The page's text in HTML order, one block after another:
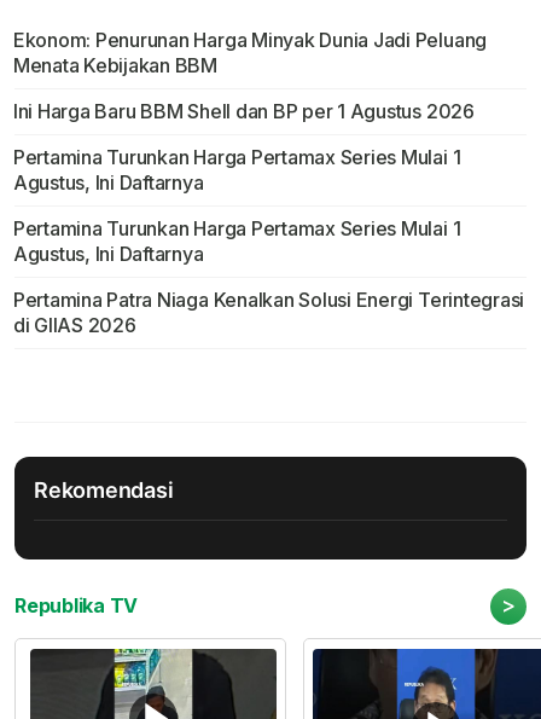
Ekonom: Penurunan Harga Minyak Dunia Jadi Peluang
Menata Kebijakan BBM
Ini Harga Baru BBM Shell dan BP per 1 Agustus 2026
Pertamina Turunkan Harga Pertamax Series Mulai 1
Agustus, Ini Daftarnya
Pertamina Turunkan Harga Pertamax Series Mulai 1
Agustus, Ini Daftarnya
Pertamina Patra Niaga Kenalkan Solusi Energi Terintegrasi
di GIIAS 2026
Rekomendasi
Republika TV >